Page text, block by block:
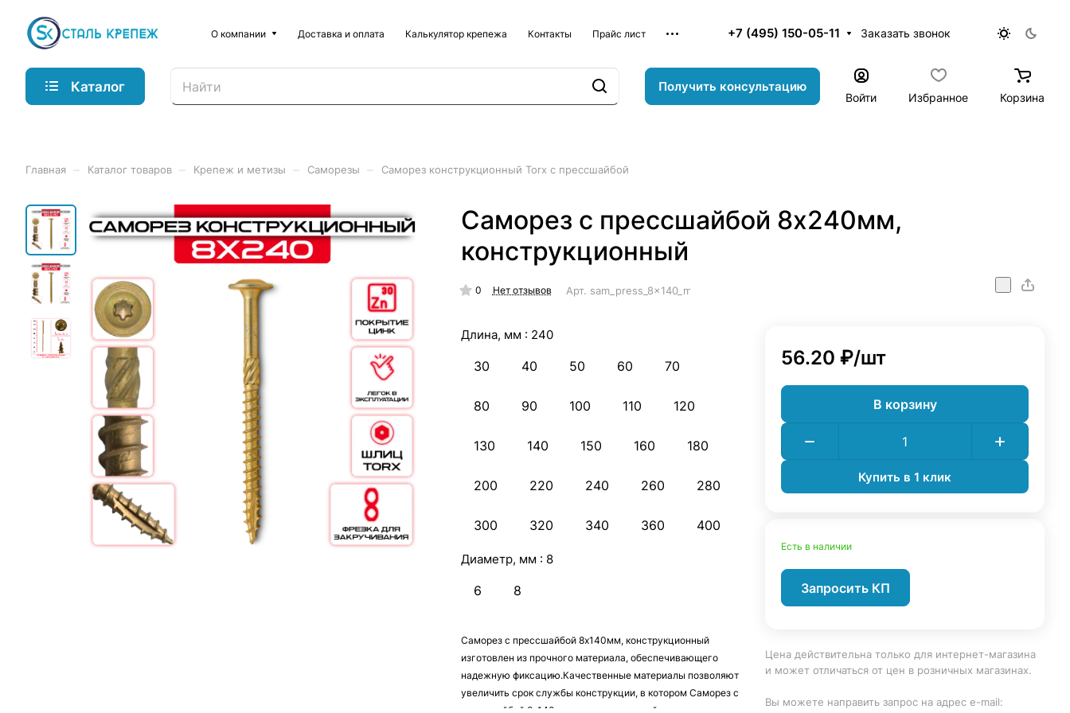
О компании Доставка и оплата Калькулятор крепежа Контакты Прайс лист +7 (495) 150-05-11 Заказать звонок
Каталог Получить консультацию
Войти Избранное Корзина
Главная Каталог товаров Крепеж и метизы Саморезы Саморез конструкционный Torx с прессшайбой
Саморез с прессшайбой 8х240мм,
конструкционный
0 Нет отзывов Арт. sam_press_8x140_mm_konstr
Длина, мм : 240
30 40 50 60 70
80 90 100 110 120
130 140 150 160 180
200 220 240 260 280
300 320 340 360 400
Диаметр, мм : 8
6 8
Саморез с прессшайбой 8х140мм, конструкционный
изготовлен из прочного материала, обеспечивающего
надежную фиксацию.Качественные материалы позволяют
увеличить срок службы конструкции, в котором Саморез с
прессшайбой 8х140мм, конструкционный служит
56.20 ₽/шт
В корзину
Купить в 1 клик
Есть в наличии
Запросить КП
Цена действительна только для интернет-магазина
и может отличаться от цен в розничных магазинах.
Вы можете направить запрос на адрес e-mail: